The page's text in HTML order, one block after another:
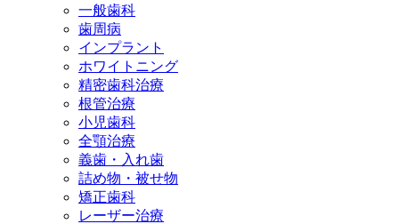
一般歯科
歯周病
インプラント
ホワイトニング
精密歯科治療
根管治療
小児歯科
全顎治療
義歯・入れ歯
詰め物・被せ物
矯正歯科
レーザー治療